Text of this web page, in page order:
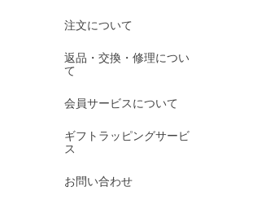
注文について
返品・交換・修理につい
て
会員サービスについて
ギフトラッピングサービ
ス
お問い合わせ